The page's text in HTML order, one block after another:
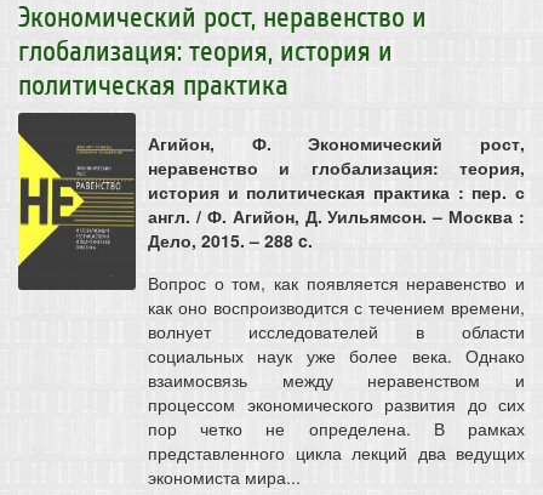
Экономический рост, неравенство и
глобализация: теория, история и
политическая практика
Агийон, Ф. Экономический рост,
неравенство и глобализация: теория,
история и политическая практика : пер. с
англ. / Ф. Агийон, Д. Уильямсон. – Москва :
Дело, 2015. – 288 c.
Вопрос о том, как появляется неравенство и
как оно воспроизводится с течением времени,
волнует исследователей в области
социальных наук уже более века. Однако
взаимосвязь между неравенством и
процессом экономического развития до сих
пор четко не определена. В рамках
представленного цикла лекций два ведущих
экономиста мира...